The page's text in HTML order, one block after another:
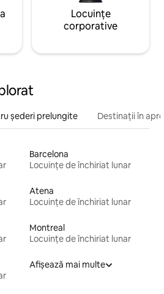
Locuințe
corporative
șederi prelungite Destinații în
Barcelona
Locuințe de închiriat lunar
Atena
Locuințe de închiriat lunar
Montreal
Locuințe de închiriat lunar
Afișează mai multe